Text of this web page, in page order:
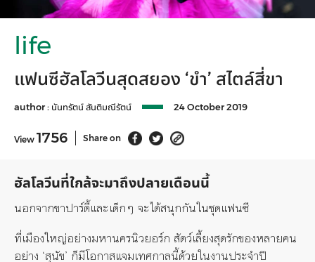
life
แฟนซีฮัลโลวีนสุดสยอง ‘ขำ’ สไตล์สี่ขา
author : นันทรัตน์ สันติมณีรัตน์ 24 October 2019
View 1756 Share on
ฮัลโลวีนที่ใกล้จะมาถึงปลายเดือนนี้
นอกจากขาปาร์ตี้และเด็กๆ จะได้สนุกกันในชุดแฟนซี
ที่เมืองใหญ่อย่างมหานครนิวยอร์ก สัตว์เลี้ยงสุดรักของหลายคน
อย่าง ‘สุนัข’ ก็มีโอกาสแจมเทศกาลนี้ด้วยในงานประจำปี